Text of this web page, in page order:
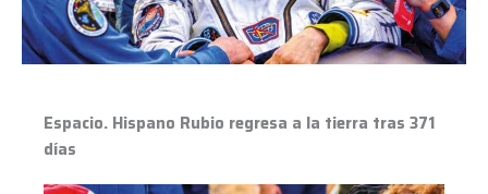
Espacio. Hispano Rubio regresa a la tierra tras 371
días
tras
371
días